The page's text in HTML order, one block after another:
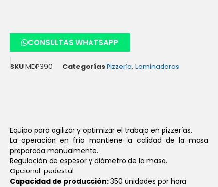
CONSULTAS WHATSAPP
SKUMDP390 CategoríasPizzería, Laminadoras
Equipo para agilizar y optimizar el trabajo en pizzerías.
La operación en frío mantiene la calidad de la masa
preparada manualmente.
Regulación de espesor y diámetro de la masa.
Opcional: pedestal
Capacidad de producción: 350 unidades por hora